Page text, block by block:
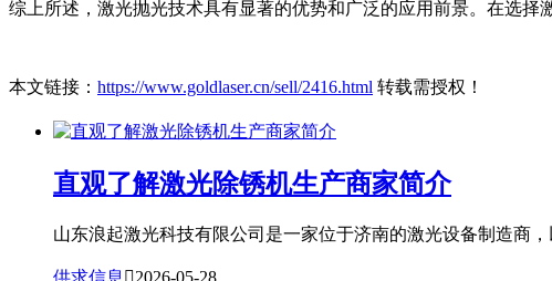
综上所述，激光抛光技术具有显著的优势和广泛的应用前景。在选择
本文链接： https://www.goldlaser.cn/sell/2416.html 转载需授权！
直观了解激光除锈机生产商家简介
山东浪起激光科技有限公司是一家位于济南的激光设备制造商
供求信息 2026-05-28